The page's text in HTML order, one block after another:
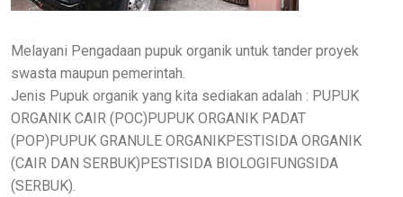
Melayani Pengadaan pupuk organik untuk tander proyek
swasta maupun pemerintah.
Jenis Pupuk organik yang kita sediakan adalah : PUPUK
ORGANIK CAIR (POC)PUPUK ORGANIK PADAT
(POP)PUPUK GRANULE ORGANIKPESTISIDA ORGANIK
(CAIR DAN SERBUK)PESTISIDA BIOLOGIFUNGSIDA
(SERBUK).